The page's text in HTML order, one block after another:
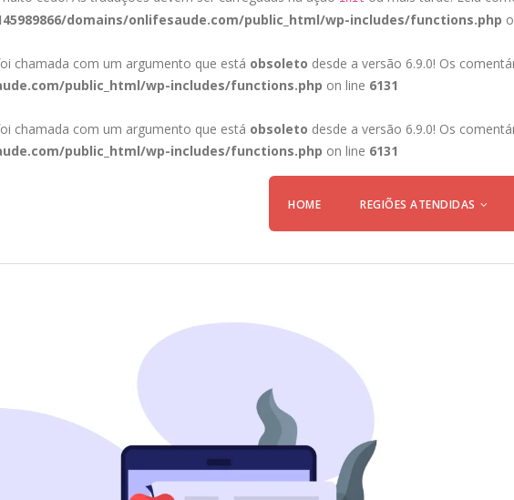
domains/onlifesaude.com/public_html/wp-includes/functions.php
chamada com um argumento que está obsoleto desde a versão 6.9.0! Os
public_html/wp-includes/functions.php on line 6131
chamada com um argumento que está obsoleto desde a versão 6.9.0! Os
public_html/wp-includes/functions.php on line 6131
HOME REGIÕES ATENDIDAS